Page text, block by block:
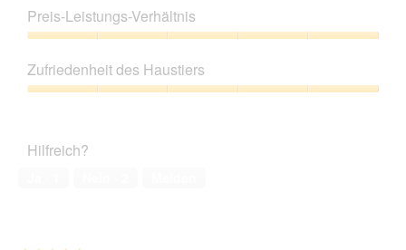
5
von
5
Preis-Leistungs-Verhältnis
Leistungs-
Verhältnis,
5
Zufriedenheit des Haustiers
5
Hilfreich?